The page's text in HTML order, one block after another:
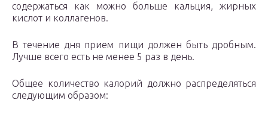
содержаться как можно больше кальция, жирных
кислот и коллагенов.
В течение дня прием пищи должен быть дробным.
Лучше всего есть не менее 5 раз в день.
Общее количество калорий должно распределяться
следующим образом: